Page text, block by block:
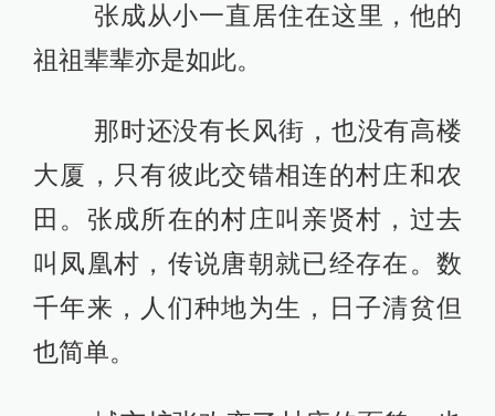
张成从小一直居住在这里，他的
祖祖辈辈亦是如此。
那时还没有长风街，也没有高楼
大厦，只有彼此交错相连的村庄和农
田。张成所在的村庄叫亲贤村，过去
叫凤凰村，传说唐朝就已经存在。数
千年来，人们种地为生，日子清贫但
也简单。